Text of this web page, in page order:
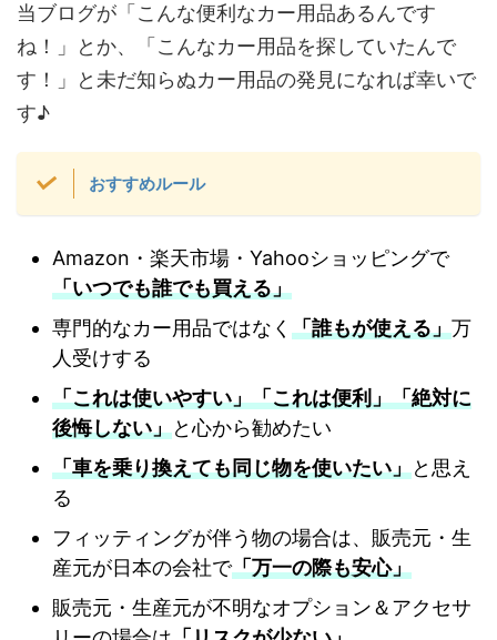
当ブログが「こんな便利なカー用品あるんです
ね！」とか、「こんなカー用品を探していたんで
す！」と未だ知らぬカー用品の発見になれば幸いで
す♪
おすすめルール
Amazon・楽天市場・Yahooショッピングで
「いつでも誰でも買える」
専門的なカー用品ではなく 「誰もが使える」万
人受けする
「これは使いやすい」「これは便利」「絶対に
後悔しない」と心から勧めたい
「車を乗り換えても同じ物を使いたい」と思え
る
フィッティングが伴う物の場合は、販売元・生
産元が日本の会社で「万一の際も安心」
販売元・生産元が不明なオプション＆アクセサ